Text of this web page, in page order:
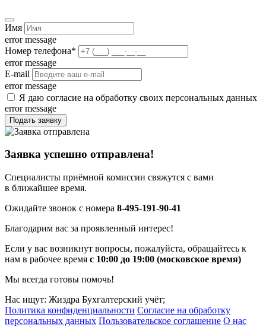
Имя
error message
Номер телефона*
error message
E-mail
error message
Я даю согласие на обработку своих персональных данных
error message
Подать заявку
Заявка успешно отправлена!
Специалисты приёмной комиссии свяжутся с вами
в ближайшее время.
Ожидайте звонок с номера 8-495-191-90-41
Благодарим вас за проявленный интерес!
Если у вас возникнут вопросы, пожалуйста, обращайтесь к
нам в рабочее время с 10:00 до 19:00 (московское время)
Мы всегда готовы помочь!
Нас ищут: Жиздра Бухгалтерский учёт;
Политика конфиденциальности Согласие на обработку
персональных данных Пользовательское соглашение О нас